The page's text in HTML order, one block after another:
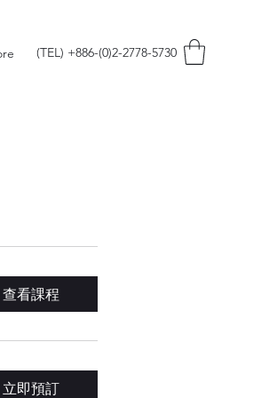
(TEL) +886-(0)2-2778-5730
查看課程
立即預訂